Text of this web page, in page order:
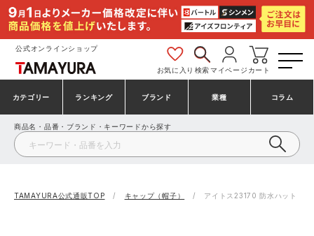
公式オンラインショップ
お気に入り 検索マイページ カート
カテゴリー
安全靴・作業靴
ランキング
安全靴ランキング
安全靴スニーカーランキング
ブランド
アシックス
プーマ コンバース（CONVERSE）
業種
建設・建築作業服
製造・工場作業服
コラム
商品名・品番・ブランド・キーワードから探す
TAMAYURA公式通販TOP キャップ（帽子） アイトス23170 防水ハット